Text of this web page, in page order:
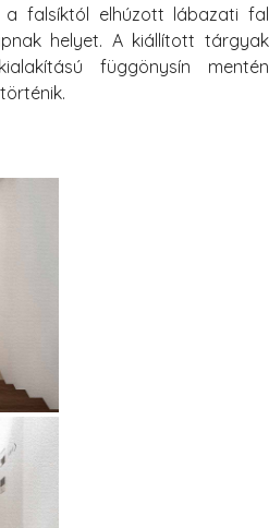
a falsíktól elhúzott lábazati fal
helyet. A kiállított tárgyak
függönysín mentén